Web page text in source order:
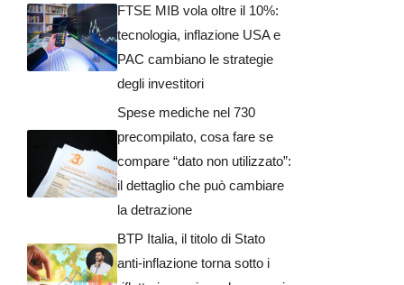
FTSE MIB vola oltre il 10%:
tecnologia, inflazione USA e
PAC cambiano le strategie
degli investitori
Spese mediche nel 730
precompilato, cosa fare se
compare “dato non utilizzato”:
il dettaglio che può cambiare
la detrazione
BTP Italia, il titolo di Stato
anti-inflazione torna sotto i